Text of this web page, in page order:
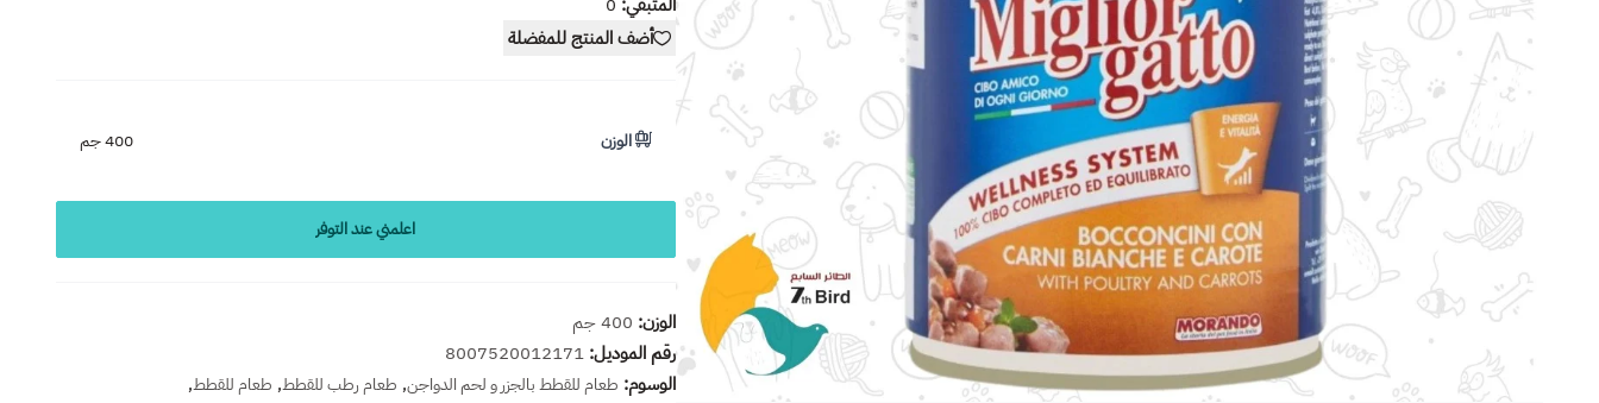
أضف المنتج للمفضلة
الوزن 400 جم
اعلمني عند التوفر
الوزن: 400 جم
رقم الموديل:8007520012171
الوسوم: طعام للقطط بالجزر و لحم الدواجن, طعام رطب للقطط, طعام للقطط,